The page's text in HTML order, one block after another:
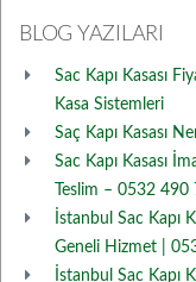
BLOG YAZILARI
Sac Kapı Kasası
Kasa Sistemleri
Saç Kapı Kasası
Sac Kapı Kasası
Teslim – 0532 490
İstanbul Sac Kapı
Geneli Hizmet |
İstanbul Sac Kapı